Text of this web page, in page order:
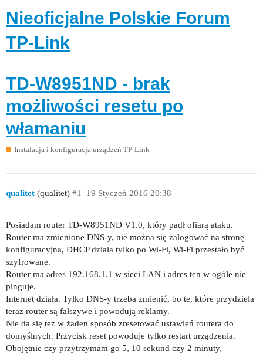
Nieoficjalne Polskie Forum
TP-Link
TD-W8951ND - brak
możliwości resetu po
włamaniu
Instalacja i konfiguracja urządzeń TP-Link
qualitet (qualitet) 19 Styczeń 2016 20:38
#1
Posiadam router TD-W8951ND V1.0, który padł ofiarą ataku.
Router ma zmienione DNS-y, nie można się zalogować na stronę
konfiguracyjną, DHCP działa tylko po Wi-Fi, Wi-Fi przestało być
szyfrowane.
Router ma adres 192.168.1.1 w sieci LAN i adres ten w ogóle nie
pinguje.
Internet działa. Tylko DNS-y trzeba zmienić, bo te, które przydziela
teraz router są fałszywe i powodują reklamy.
Nie da się też w żaden sposób zresetować ustawień routera do
domyślnych. Przycisk reset powoduje tylko restart urządzenia.
Obojętnie czy przytrzymam go 5, 10 sekund czy 2 minuty,